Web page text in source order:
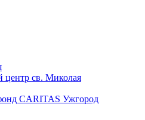
центр св. Миколая
CARITAS Ужгород